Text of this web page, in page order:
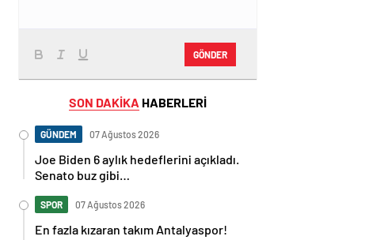
GÖNDER
SON DAKİKA HABERLERİ
GÜNDEM 07 Ağustos 2026
Joe Biden 6 aylık hedeflerini açıkladı.
Senato buz gibi…
SPOR 07 Ağustos 2026
En fazla kızaran takım Antalyaspor!